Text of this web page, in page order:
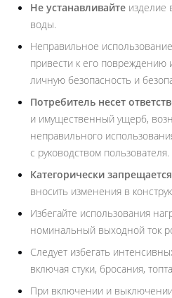
Не устанавливайте изделие
воды.
Неправильное
привести к его повреждению
личную безопасность и
Потребитель несет
и имущественный ущерб,
неправильного
с руководством пользователя.
Категорически запрещается
вносить изменения в
Избегайте использования
номинальный выходной ток
Следует избегать
включая стуки, бросания,
При включении и